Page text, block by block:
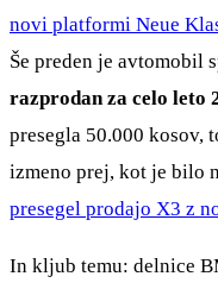
novi platformi Neue
Še preden je avtomobil
razprodan za celo leto
presegla 50.000 kosov,
izmeno prej, kot je bilo
presegel prodajo X3 z
In kljub temu: delnice